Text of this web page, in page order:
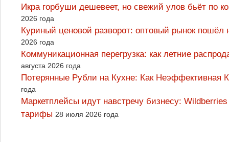
Икра горбуши дешевеет, но свежий улов бьёт по
2026 года
Куриный ценовой разворот: оптовый рынок
2026 года
Коммуникационная перегрузка: как летние
августа 2026 года
Потерянные Рубли на Кухне: Как
года
Маркетплейсы идут навстречу бизнесу:
тарифы 28 июля 2026 года